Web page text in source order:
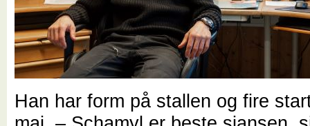
Han har form på stallen og fire